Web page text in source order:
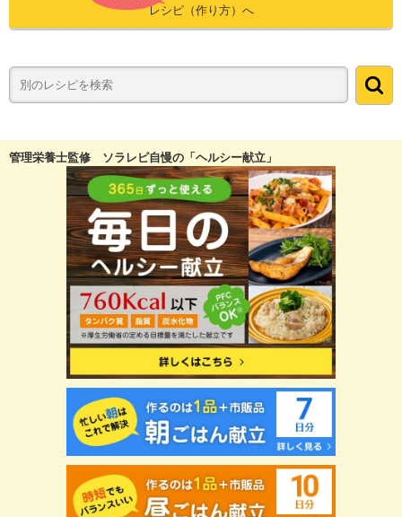
レシピ（作り方）へ
管理栄養士監修 ソラレピ自慢の「ヘルシー献立」